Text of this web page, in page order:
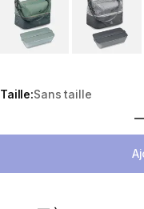
Taille:Sans taille